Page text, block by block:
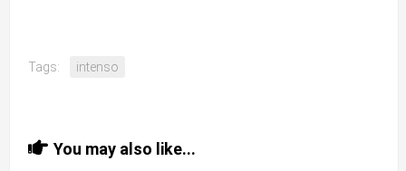
Tags: intenso
You may also like...